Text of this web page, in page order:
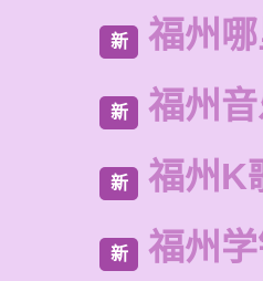
新 福州
新 福州
新 福州K
新 福州